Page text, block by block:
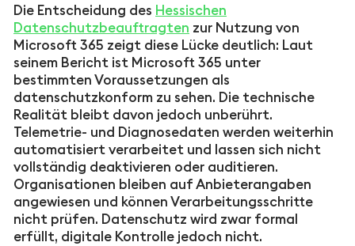
Die Entscheidung des Hessischen
Datenschutzbeauftragten zur Nutzung von
Microsoft 365 zeigt diese Lücke deutlich: Laut
seinem Bericht ist Microsoft 365 unter
bestimmten Voraussetzungen als
datenschutzkonform zu sehen. Die technische
Realität bleibt davon jedoch unberührt.
Telemetrie- und Diagnosedaten werden weiterhin
automatisiert verarbeitet und lassen sich nicht
vollständig deaktivieren oder auditieren.
Organisationen bleiben auf Anbieterangaben
angewiesen und können Verarbeitungsschritte
nicht prüfen. Datenschutz wird zwar formal
erfüllt, digitale Kontrolle jedoch nicht.